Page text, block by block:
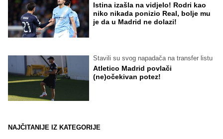
Istina izašla na vidjelo! Rodri kao
niko nikada ponizio Real, bolje mu
je da u Madrid ne dolazi!
Stavili su svog napadača na transfer listu
Atletico Madrid povlači
(ne)očekivan potez!
NAJČITANIJE IZ KATEGORIJE